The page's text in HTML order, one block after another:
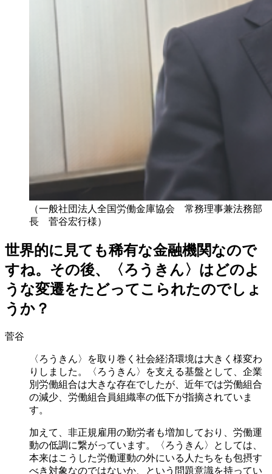
（一般社団法人全国労働金庫協会 常務理事兼法務部
長 菅谷宏行様）
世界的に見ても稀有な金融機関なので
すね。その後、〈ろうきん〉はどのよ
うな変遷をたどってこられたのでしょ
うか？
菅谷
〈ろうきん〉を取り巻く社会経済環境は大きく様変わ
りしました。〈ろうきん〉を支える基盤として、企業
別労働組合は大きな存在でしたが、近年では労働組合
の減少、労働組合員組織率の低下が指摘されていま
す。
加えて、非正規雇用の勤労者も増加しており、労働運
動の低調に繋がっています。〈ろうきん〉としては、
本来はこうした労働運動の外にいる人たちをも包摂す
べき対象なのではないか、という問題意識を持ってい